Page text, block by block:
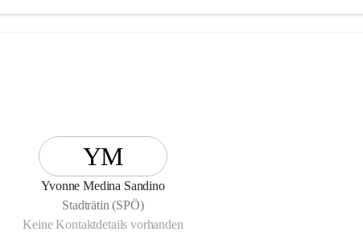
YM
Yvonne Medina Sandino
Stadträtin (SPÖ)
Keine Kontaktdetails vorhanden